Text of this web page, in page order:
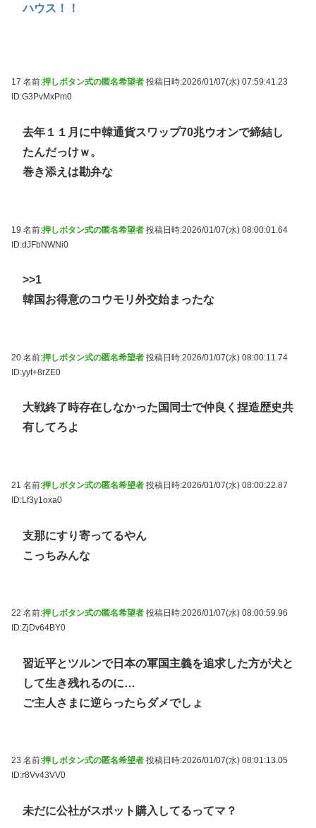
ハウス！！
17 名前:押しボタン式の匿名希望者 投稿日時:2026/01/07(水) 07:59:41.23
ID:G3PvMxPm0
去年１１月に中韓通貨スワップ70兆ウオンで締結し
たんだっけｗ。
巻き添えは勘弁な
19 名前:押しボタン式の匿名希望者 投稿日時:2026/01/07(水) 08:00:01.64
ID:dJFbNWNi0
>>1
韓国お得意のコウモリ外交始まったな
20 名前:押しボタン式の匿名希望者 投稿日時:2026/01/07(水) 08:00:11.74
ID:yyt+8rZE0
大戦終了時存在しなかった国同士で仲良く捏造歴史共
有してろよ
21 名前:押しボタン式の匿名希望者 投稿日時:2026/01/07(水) 08:00:22.87
ID:Lf3y1oxa0
支那にすり寄ってるやん
こっちみんな
22 名前:押しボタン式の匿名希望者 投稿日時:2026/01/07(水) 08:00:59.96
ID:ZjDv64BY0
習近平とツルンで日本の軍国主義を追求した方が犬と
して生き残れるのに…
ご主人さまに逆らったらダメでしょ
23 名前:押しボタン式の匿名希望者 投稿日時:2026/01/07(水) 08:01:13.05
ID:r8Vv43VV0
未だに公社がスポット購入してるってマ？